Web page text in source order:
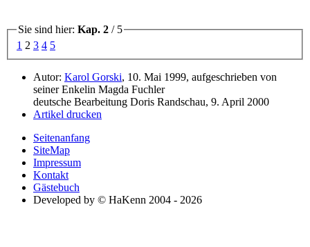
Sie sind hier: Kap. 2 / 5
1 2 3 4 5
Autor: Karol Gorski, 10. Mai 1999, aufgeschrieben von
seiner Enkelin Magda Fuchler
deutsche Bearbeitung Doris Randschau, 9. April 2000
Artikel drucken
Seitenanfang
SiteMap
Impressum
Kontakt
Gästebuch
Developed by © HaKenn 2004 - 2026